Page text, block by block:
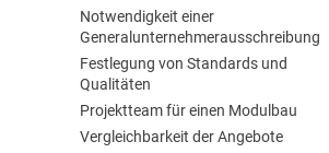
Notwendigkeit einer
Generalunternehmerausschreibung
Festlegung von Standards und
Qualitäten
Projektteam für einen Modulbau
Vergleichbarkeit der Angebote